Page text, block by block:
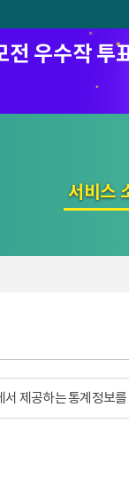
우수작 투
서비스
제공하는 통계정보